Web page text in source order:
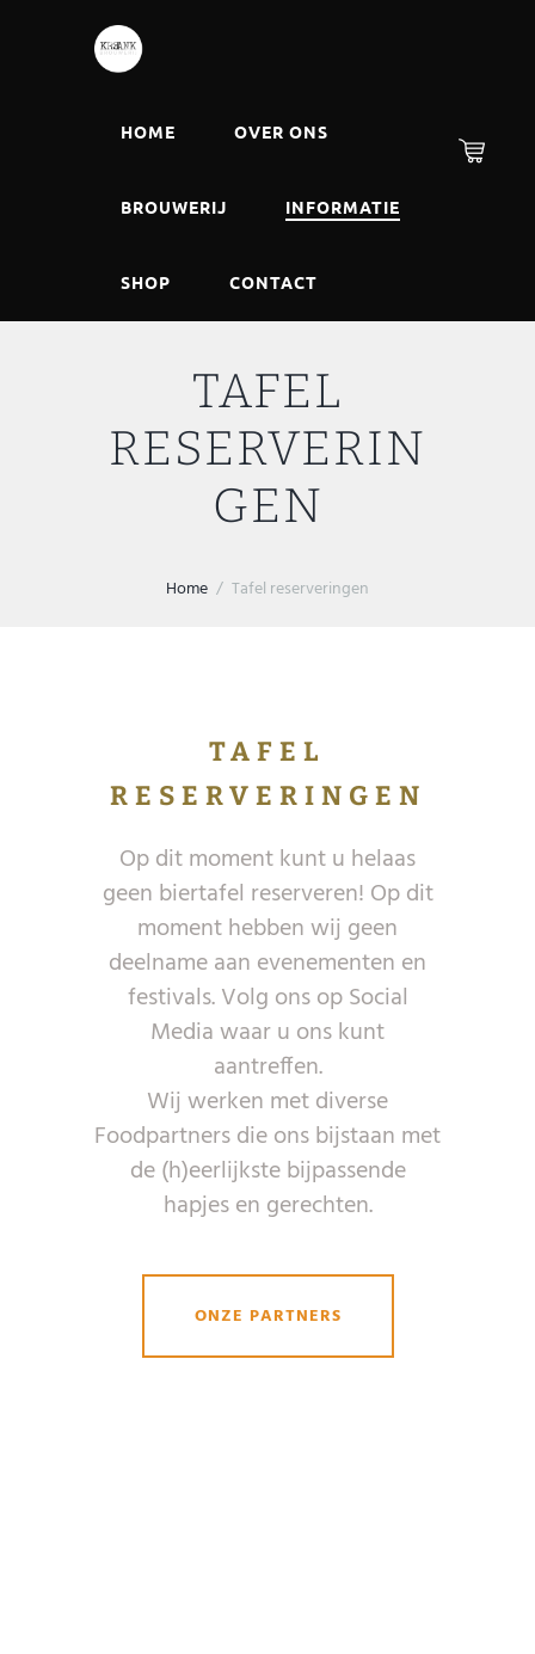
HOME OVER ONS
BROUWERIJ INFORMATIE
SHOP CONTACT
TAFEL
RESERVERIN
GEN
Home Tafel reserveringen
TAFEL
RESERVERINGEN
Op dit moment kunt u helaas
geen biertafel reserveren! Op dit
moment hebben wij geen
deelname aan evenementen en
festivals. Volg ons op Social
Media waar u ons kunt
aantreffen.
Wij werken met diverse
Foodpartners die ons bijstaan met
de (h)eerlijkste bijpassende
hapjes en gerechten.
ONZE PARTNERS